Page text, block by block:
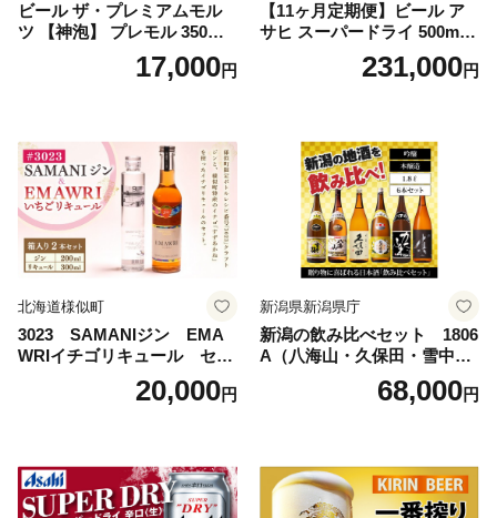
ビール ザ・プレミアムモル
ツ 【神泡】 プレモル 350ml
× 24本 サントリー〈天然水の
ビール工場〉群馬※沖縄・離
17,000円
【11ヶ月定期便】ビール ア
サヒ スーパードライ 500ml 2
4本 1ケース×11ヶ月 | アサヒ
ビール 究極の辛口 酒 お酒 ア
uper dry 11回 缶ビール 缶 ギ
フト 内祝い 茨城県守谷市 送
料無料
231,000円
北海道様似町
3023 SAMANIジン EMA
WRIイチゴリキュール セッ
ト（箱入り）【大人の味 酒
お酒 洋酒 スピリッツ クラフ
セット 詰め合わせ カクテル
ソーダ割り アルコール ロッ
ク ソーダ ジントニック 】
20,000円
新潟県新潟県庁
新潟の飲み比べセット 1806
A（八海山・久保田・雪中
梅・越乃寒梅・かたふね・千
68,000円